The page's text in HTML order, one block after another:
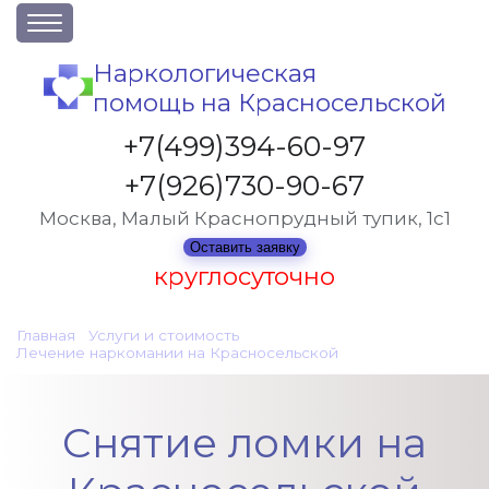
О клинике
Акции
Вакансии
Лицензии
Статьи
Отзывы
Наркологическая
помощь на Красносельской
+7(499)394-60-97
+7(926)730-90-67
Москва, Малый Краснопрудный тупик, 1с1
Оставить заявку
круглосуточно
Главная Услуги и стоимость
Лечение наркомании на Красносельской
Снятие ломки на